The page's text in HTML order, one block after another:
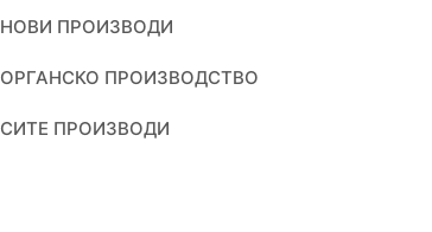
НОВИ ПРОИЗВОДИ
ОРГАНСКО ПРОИЗВОДСТВО
СИТЕ ПРОИЗВОДИ